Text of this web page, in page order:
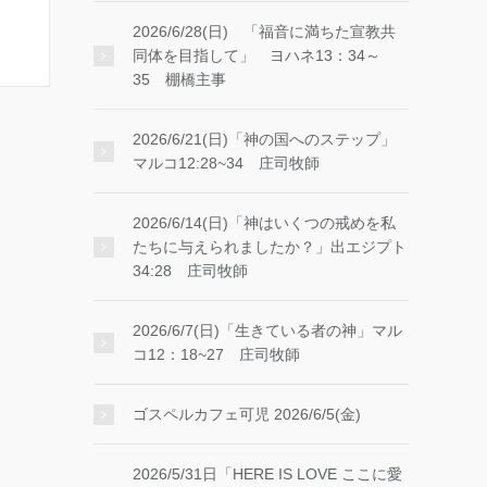
2026/6/28(日) 「福音に満ちた宣教共
同体を目指して」 ヨハネ13：34～
35 棚橋主事
2026/6/21(日)「神の国へのステップ」
マルコ12:28~34 庄司牧師
2026/6/14(日)「神はいくつの戒めを私
たちに与えられましたか？」出エジプト
34:28 庄司牧師
2026/6/7(日)「生きている者の神」マル
コ12：18~27 庄司牧師
ゴスペルカフェ可児 2026/6/5(金)
2026/5/31日「HERE IS LOVE ここに愛